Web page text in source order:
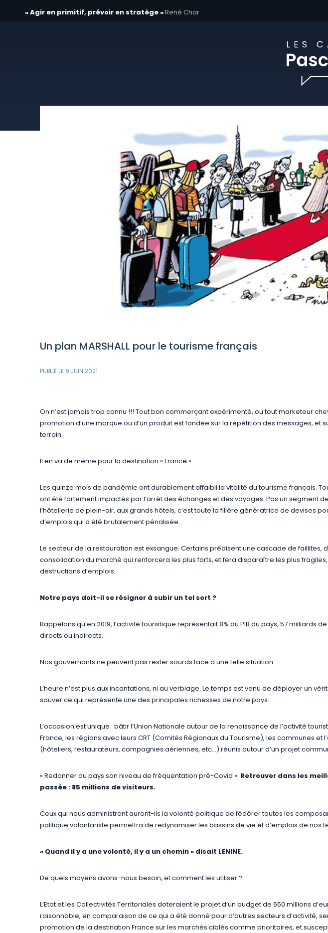
« Agir en primitif, prévoir en stratège »René Char
Un plan MARSHALL pour le tourisme français
PUBLIÉ LE 9 JUIN 2021
On n’est jamais trop connu !!! Tout bon commerçant expérimenté, ou tout marketeur
promotion d’une marque ou d’un produit est fondée sur la répétition des messages, et
terrain.
Il en va de même pour la destination « France ».
Les quinze mois de pandémie ont durablement affaibli la vitalité du tourisme français.
ont été fortement impactés par l’arrêt des échanges et des voyages. Pas un segment
l’hôtellerie de plein-air, aux grands hôtels, c’est toute la filière génératrice de devises
d’emplois qui a été brutalement pénalisée.
Le secteur de la restauration est exsangue. Certains prédisent une cascade de faillites,
consolidation du marché qui renforcera les plus forts, et fera disparaître les plus
destructions d’emplois.
Notre pays doit-il se résigner à subir un tel sort ?
Rappelons qu’en 2019, l’activité touristique représentait 8% du PIB du pays, 57 milliards
directs ou indirects.
Nos gouvernants ne peuvent pas rester sourds face à une telle situation.
L’heure n’est plus aux incantations, ni au verbiage. Le temps est venu de déployer un
sauver ce qui représente une des principales richesses de notre pays.
L’occasion est unique : bâtir l’Union Nationale autour de la renaissance de l’activité
France, les régions avec leurs CRT (Comités Régionaux du Tourisme), les communes et
(hôteliers, restaurateurs, compagnies aériennes, etc…) réunis autour d’un projet
« Redonner au pays son niveau de fréquentation pré-Covid ». Retrouver dans les
passée : 85 millions de visiteurs.
Ceux qui nous administrent auront-ils la volonté politique de fédérer toutes les
politique volontariste permettra de redynamiser les bassins de vie et d’emplois de nos
« Quand il y a une volonté, il y a un chemin » disait LENINE.
De quels moyens avons-nous besoin, et comment les utiliser ?
L’Etat et les Collectivités Territoriales doteraient le projet d’un budget de 650 millions
raisonnable, en comparaison de ce qui a été donné pour d’autres secteurs d’activité,
promotion de la destination France sur les marchés ciblés comme prioritaires, et